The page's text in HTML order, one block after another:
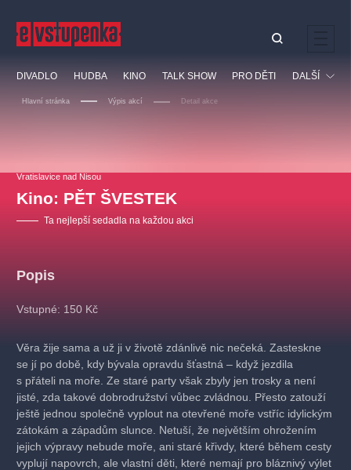
DIVADLO HUDBA KINO TALK SHOW PRO DĚTI DALŠÍ
Prohlídky
Hlavní stránka Výpis akcí Detail akce
Vratislavice nad Nisou
Kino: PĚT ŠVESTEK
Ta nejlepší sedadla na každou akci
Popis
Vstupné: 150 Kč
Věra žije sama a už ji v životě zdánlivě nic nečeká. Zasteskne
se jí po době, kdy bývala opravdu šťastná – když jezdila
s přáteli na moře. Ze staré party však zbyly jen trosky a není
jisté, zda takové dobrodružství vůbec zvládnou. Přesto zatouží
ještě jednou společně vyplout na otevřené moře vstříc idylickým
zátokám a západům slunce. Netuší, že největším ohrožením
jejich výpravy nebude moře, ani staré křivdy, které během cesty
vyplují napovrch, ale vlastní děti, které nemají pro bláznivý výlet
Nejnavštěvovanější
doporučujeme dfxs